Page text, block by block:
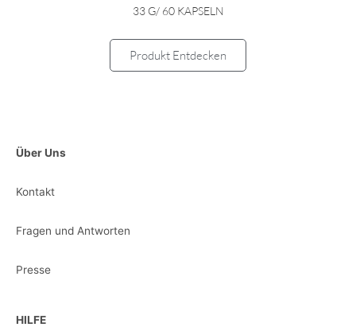
33 G/ 60 KAPSELN
Produkt Entdecken
Über Uns
Kontakt
Fragen und Antworten
Presse
HILFE